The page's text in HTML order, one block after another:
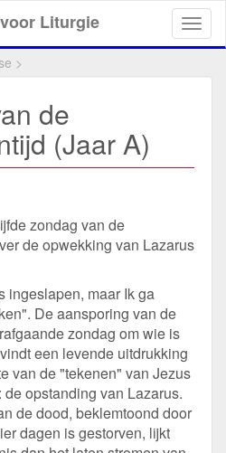
Liturgie
>
de
(Jaar A)
zondag van de
de opwekking van Lazarus
ingeslapen, maar Ik ga
De aansporing van de
zondag om wie is
een levende uitdrukking
van de "tekenen" van Jezus
opstanding van Lazarus.
de dood, beklemtoond door
dagen is gestorven, lijkt